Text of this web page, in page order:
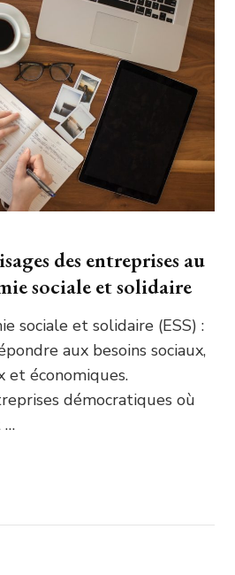
des entreprises au
sociale et solidaire
sociale et solidaire (ESS) :
aux besoins sociaux,
et économiques.
démocratiques où
…